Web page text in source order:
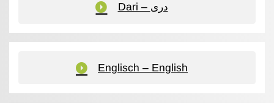
Dari – دری
Englisch – English